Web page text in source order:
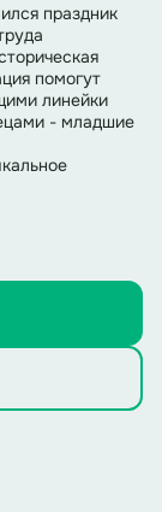
праздник
помогут
линейки
- младшие